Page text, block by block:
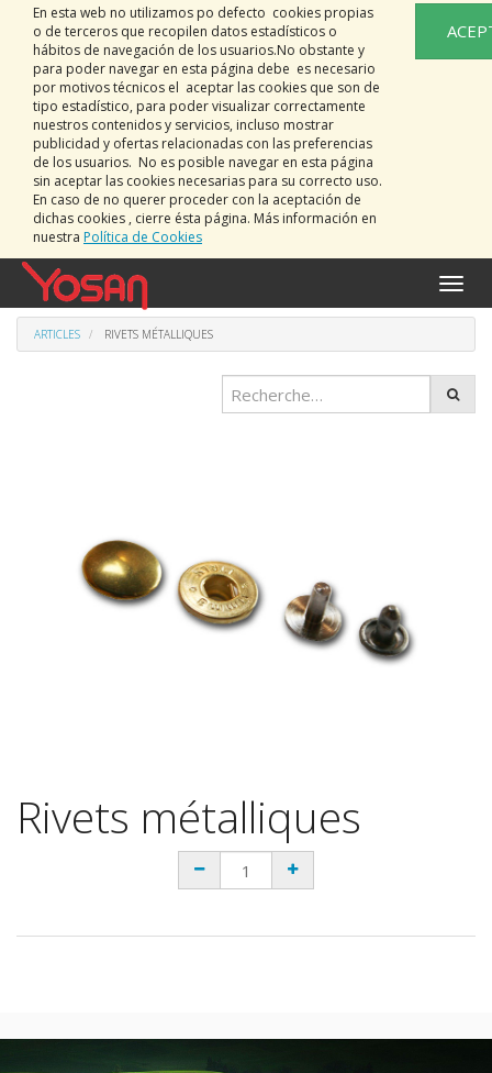
En esta web no utilizamos po defecto cookies propias
o de terceros que recopilen datos estadísticos o
hábitos de navegación de los usuarios.No obstante y
para poder navegar en esta página debe es necesario
por motivos técnicos el aceptar las cookies que son de
tipo estadístico, para poder visualizar correctamente
nuestros contenidos y servicios, incluso mostrar
publicidad y ofertas relacionadas con las preferencias
de los usuarios. No es posible navegar en esta página
sin aceptar las cookies necesarias para su correcto uso.
En caso de no querer proceder con la aceptación de
dichas cookies , cierre ésta página. Más información en
nuestra Política de Cookies
la
ARTICLES RIVETS MÉTALLIQUES
Rivets métalliques